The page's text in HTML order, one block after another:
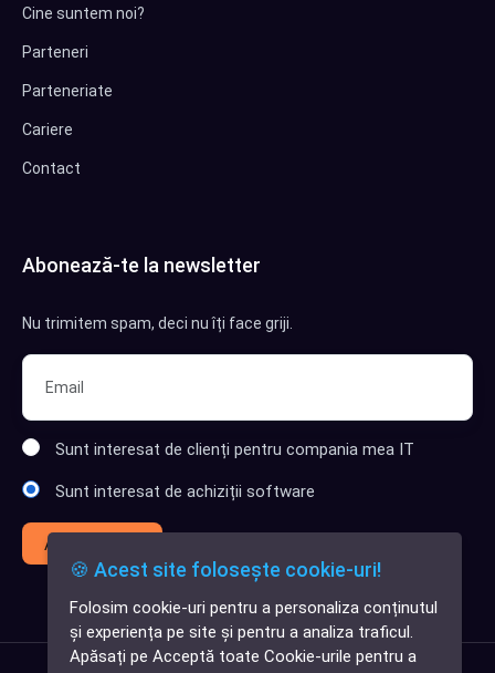
✕
Cauți o aplicație
Cine suntem noi?
Parteneri
Parteneriate
Cariere
Contact
Abonează-te la newsletter
Nu trimitem spam, deci nu îți face griji.
Sunt interesat de clienți pentru compania mea IT
Sunt interesat de achiziții software
Abonează-te
🍪 Acest site folosește cookie-uri!
Folosim cookie-uri pentru a personaliza conținutul
și experiența pe site și pentru a analiza traficul.
Apăsați pe Acceptă toate Cookie-urile pentru a